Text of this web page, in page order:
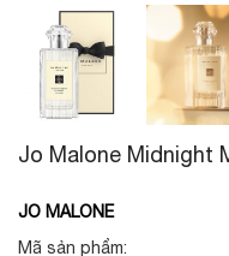
Jo Malone Midnight
JO MALONE
Mã sản phẩm: